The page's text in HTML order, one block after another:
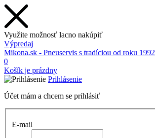
Využite možnosť lacno nakúpiť
Výpredaj
Mikona.sk - Pneuservis s tradíciou od roku 1992
0
Košík je prázdny
Prihlásenie
Účet mám a chcem se prihlásiť
E-mail